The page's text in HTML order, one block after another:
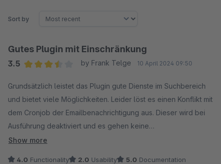
Sort by
Gutes Plugin mit Einschränkung
3.5
by Frank Telge 10 April 2024 09:50
Grundsätzlich leistet das Plugin gute Dienste im Suchbereich
und bietet viele Möglichkeiten. Leider löst es einen Konflikt mit
dem Cronjob der Emailbenachrichtigung aus. Dieser wird bei
Ausführung deaktiviert und es gehen keine
Benachrichtigungen raus.
Show more
4.0 Functionality 2.0 Usability 5.0 Documentation